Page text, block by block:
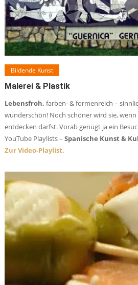
Bildende Kunst
Malerei & Plastik
Lebensfroh, farben- & formenreich –
wunderschön! Noch schöner wird sie,
entdecken darfst. Vorab genügt ja ein
YouTube Playlists – Spanische Kunst &
Zur Video-Playlist.